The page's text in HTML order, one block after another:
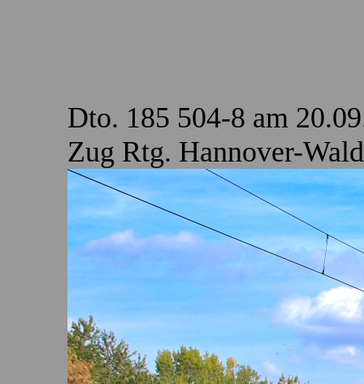
Dto. 185 504-8 am
Zug Rtg. Hannover-